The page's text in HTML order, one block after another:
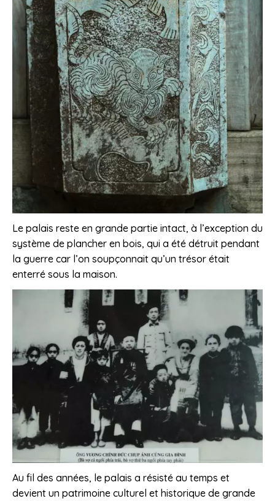
Le palais reste en grande partie intact, à l’exception du
système de plancher en bois, qui a été détruit pendant
la guerre car l’on soupçonnait qu’un trésor était
enterré sous la maison.
Au fil des années, le palais a résisté au temps et
devient un patrimoine culturel et historique de grande